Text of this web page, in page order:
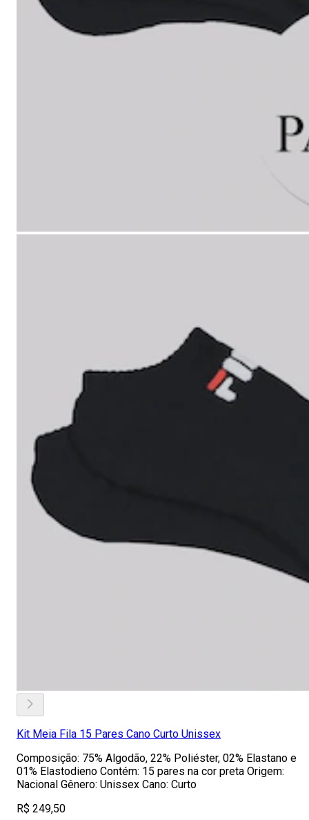
Kit Meia Fila 15 Pares Cano Curto Unissex
Composição: 75% Algodão, 22% Poliéster, 02% Elastano e
01% Elastodieno Contém: 15 pares na cor preta Origem:
Nacional Gênero: Unissex Cano: Curto
R$ 249,50